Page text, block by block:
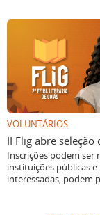
VOLUNTÁRIOS
II Flig abre
Inscrições podem ser
instituições públicas
interessadas, podem